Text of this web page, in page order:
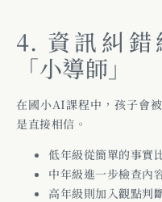
4. 資訊糾
「小導師」
在國小AI課程中，孩子會
是直接相信。
低年級從簡單的事實
中年級進一步檢查內
高年級則加入觀點判